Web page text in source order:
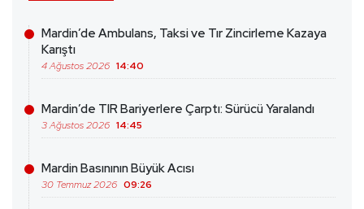
Mardin’de Ambulans, Taksi ve Tır Zincirleme Kazaya
Karıştı
4 Ağustos 2026 14:40
Mardin’de TIR Bariyerlere Çarptı: Sürücü Yaralandı
3 Ağustos 2026 14:45
Mardin Basınının Büyük Acısı
30 Temmuz 2026 09:26